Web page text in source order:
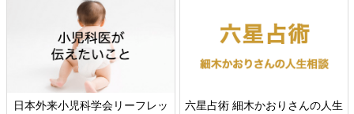
日本外来小児科学会リーフレッ
六星占術 細木かおりさんの人生